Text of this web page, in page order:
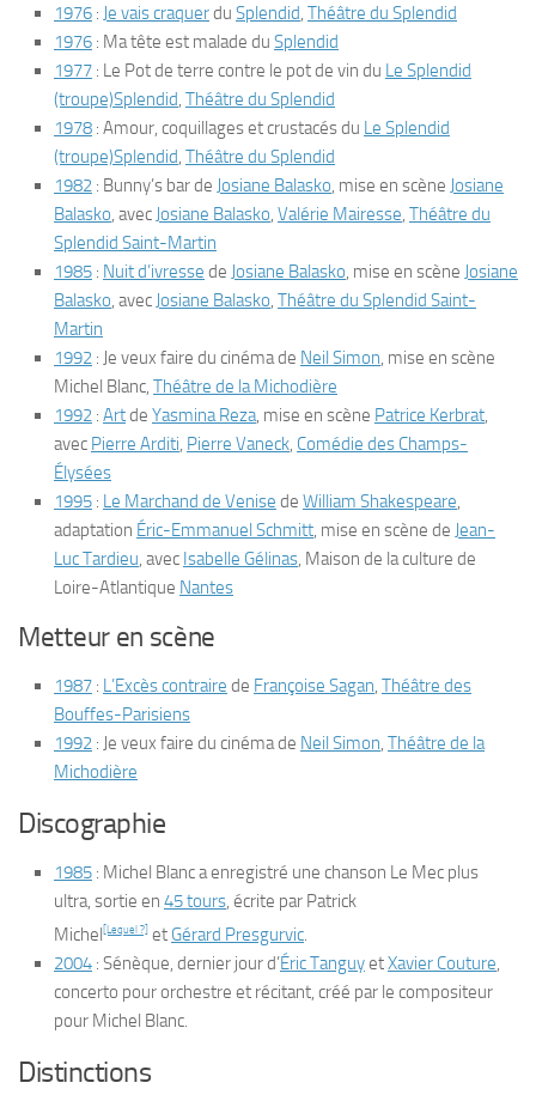
1976 : Je vais craquerdu Splendid, Théâtre du Splendid
1976 : Ma tête est malade du Splendid
1977 : Le Pot de terre contre le pot de vin du Le Splendid
(troupe)Splendid, Théâtre du Splendid
1978 : Amour, coquillages et crustacésdu Le Splendid
(troupe)Splendid, Théâtre du Splendid
1982 : Bunny’s barde Josiane Balasko, mise en scène Josiane
Balasko, avec Josiane Balasko, Valérie Mairesse, Théâtre du
Splendid Saint-Martin
1985 : Nuit d’ivresse de Josiane Balasko, mise en scène Josiane
Balasko, avec Josiane Balasko, Théâtre du Splendid Saint-
Martin
1992 : Je veux faire du cinémade Neil Simon, mise en scène
Michel Blanc, Théâtre de la Michodière
1992 : Artde Yasmina Reza, mise en scène Patrice Kerbrat,
avec Pierre Arditi, Pierre Vaneck, Comédie des Champs-
Élysées
1995 : Le Marchand de Venise de William Shakespeare,
adaptation Éric-Emmanuel Schmitt, mise en scène de Jean-
Luc Tardieu, avec Isabelle Gélinas, Maison de la culture de
Loire-Atlantique Nantes
Metteur en scène
1987 : L’Excès contraire de Françoise Sagan, Théâtre des
Bouffes-Parisiens
1992 : Je veux faire du cinémade Neil Simon, Théâtre de la
Michodière
Discographie
1985 : Michel Blanc a enregistré une chanson Le Mec plus
ultra, sortie en 45 tours, écrite par Patrick
Michel[Lequel ?] et Gérard Presgurvic.
2004 : Sénèque, dernier jourd’Éric TanguyetXavier Couture,
concerto pour orchestre et récitant, créé par le compositeur
pour Michel Blanc.
Distinctions